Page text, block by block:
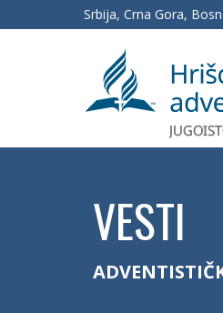
Srbija, Crna Gora,
VESTI